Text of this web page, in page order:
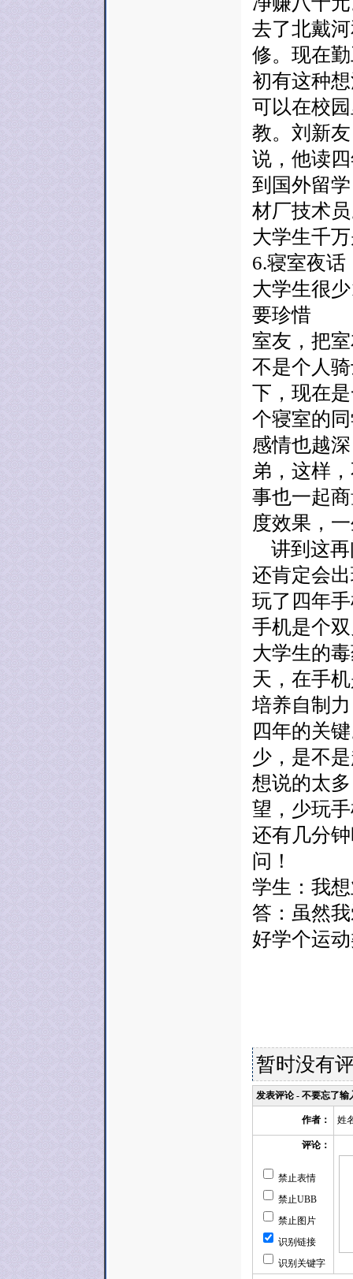
去了北戴
修。现在
初有这种
可以在校
教。刘新
说，他读
到国外留
材厂技术
大学生千
6.寝室夜话
大学生很
要珍惜
室友，把
不是个人
下，现在
个寝室的
感情也越
弟，这样
事也一起
度效果，
讲到这再
还肯定会
玩了四年
手机是个
大学生的
天，在手
培养自制
四年的关
少，是不
想说的太
望，少玩
还有几分
问！
学生：我
答：虽然
好学个运
暂时没有
发表评论 - 不要忘了输
作者： 姓
评论：
禁止表情
禁止UBB
禁止图片
识别链接
识别关键字